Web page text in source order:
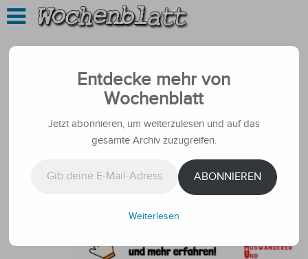
Entdecke mehr von
Wochenblatt
Jetzt abonnieren, um weiterzulesen und auf das
gesamte Archiv zuzugreifen.
ABONNIEREN
Weiterlesen